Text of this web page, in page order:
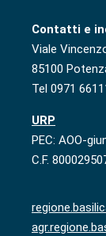
Contatti e
Viale
85100
Tel 0971
URP
PEC: AOO-
C.F.